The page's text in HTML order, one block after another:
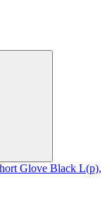
Glove Black L(р),